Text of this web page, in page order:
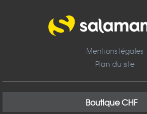
Mentions légales
Plan du site
Boutique CHF